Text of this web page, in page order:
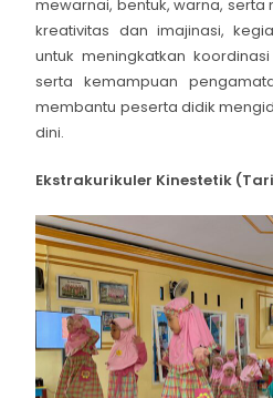
mewarnai, bentuk, warna, serta
kreativitas dan imajinasi,
untuk meningkatkan
serta kemampuan
membantu peserta didik
dini.
Ekstrakurikuler Kinestetik